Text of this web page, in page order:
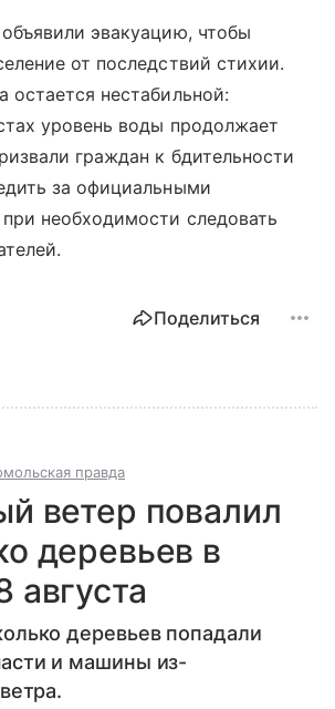
эвакуацию, чтобы
от последствий стихии.
остается нестабильной:
уровень воды продолжает
граждан к бдительности
за официальными
необходимости следовать
Поделиться
правда
ветер повалил
деревьев в
августа
деревьев попадали
и машины из-